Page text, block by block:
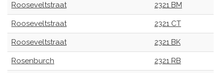
Rooseveltstraat 2321 BM
Rooseveltstraat 2321 CT
Rooseveltstraat 2321 BK
Rosenburch 2321 RB